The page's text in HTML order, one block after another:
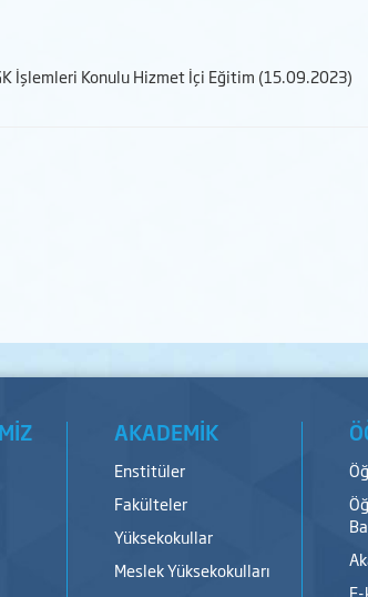
İşlemleri Konulu Hizmet İçi Eğitim (15.09.2023)
AKADEMİK
Enstitüler
Fakülteler
Yüksekokullar
Meslek Yüksekokulları